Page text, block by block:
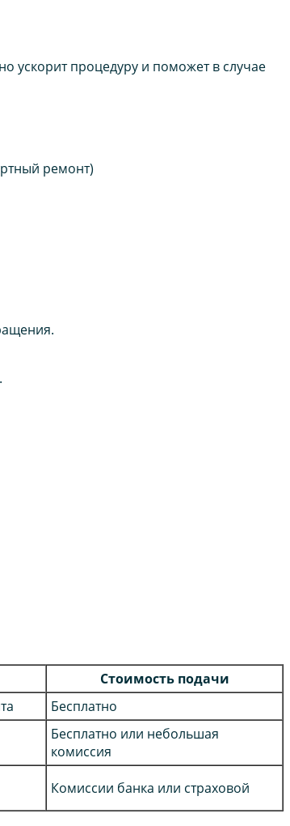
ускорит процедуру и поможет в случае
ремонт)
Стоимость подачи
Бесплатно
Бесплатно или небольшая
комиссия
Комиссии банка или страховой